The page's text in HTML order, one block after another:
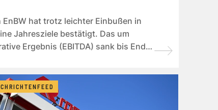
hat trotz leichter Einbußen in
Jahresziele bestätigt. Das um
Ergebnis (EBITDA) sank bis Ende